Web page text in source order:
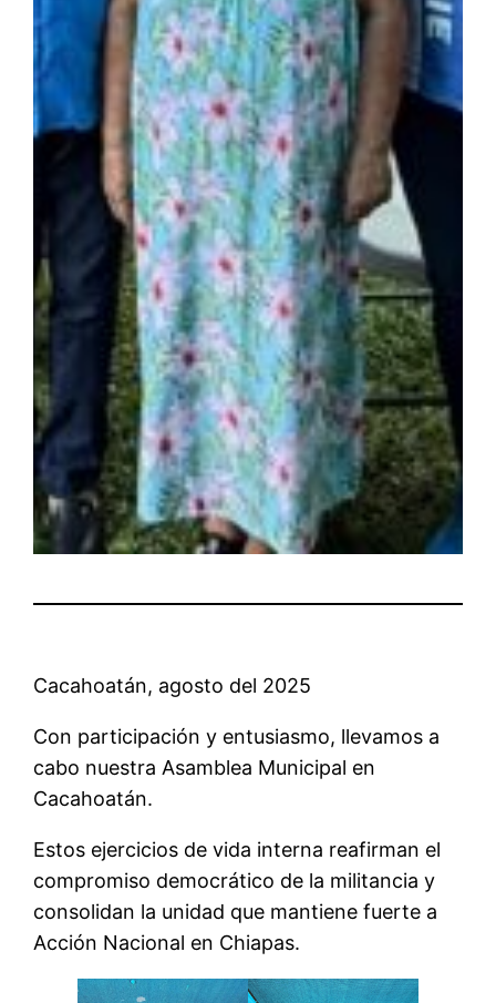
Cacahoatán, agosto del 2025
Con participación y entusiasmo, llevamos a
cabo nuestra Asamblea Municipal en
Cacahoatán.
Estos ejercicios de vida interna reafirman el
compromiso democrático de la militancia y
consolidan la unidad que mantiene fuerte a
Acción Nacional en Chiapas.